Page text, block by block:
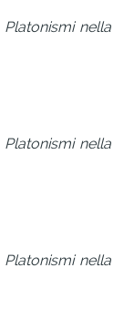
Platonismi nella
Platonismi nella
Platonismi nella